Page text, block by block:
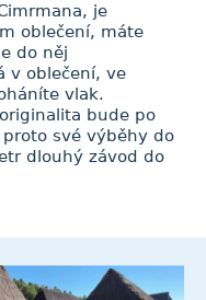
je
oblečení, máte
do něj
v oblečení, ve
vlak.
bude po
své výběhy do
dlouhý závod do